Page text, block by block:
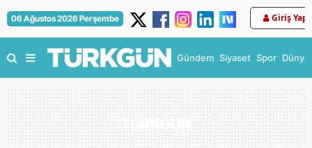
06 Ağustos 2026 Perşembe Giriş Yap
Gündem Siyaset Spor Dünya